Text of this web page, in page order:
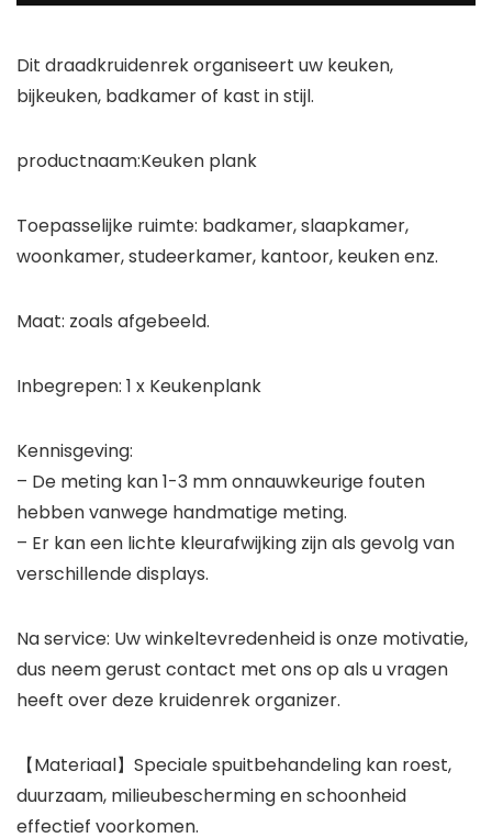
Dit draadkruidenrek organiseert uw keuken,
bijkeuken, badkamer of kast in stijl.
productnaam:Keuken plank
Toepasselijke ruimte: badkamer, slaapkamer,
woonkamer, studeerkamer, kantoor, keuken enz.
Maat: zoals afgebeeld.
Inbegrepen: 1 x Keukenplank
Kennisgeving:
– De meting kan 1-3 mm onnauwkeurige fouten
hebben vanwege handmatige meting.
– Er kan een lichte kleurafwijking zijn als gevolg van
verschillende displays.
Na service: Uw winkeltevredenheid is onze motivatie,
dus neem gerust contact met ons op als u vragen
heeft over deze kruidenrek organizer.
【Materiaal】Speciale spuitbehandeling kan roest,
duurzaam, milieubescherming en schoonheid
effectief voorkomen.